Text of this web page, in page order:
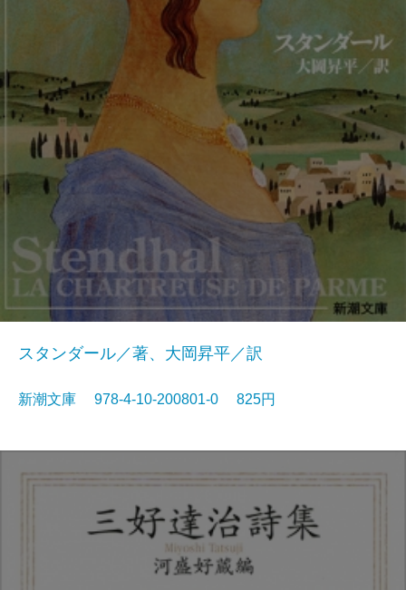
スタンダール／著、大岡昇平／訳
新潮文庫 978-4-10-200801-0 825円